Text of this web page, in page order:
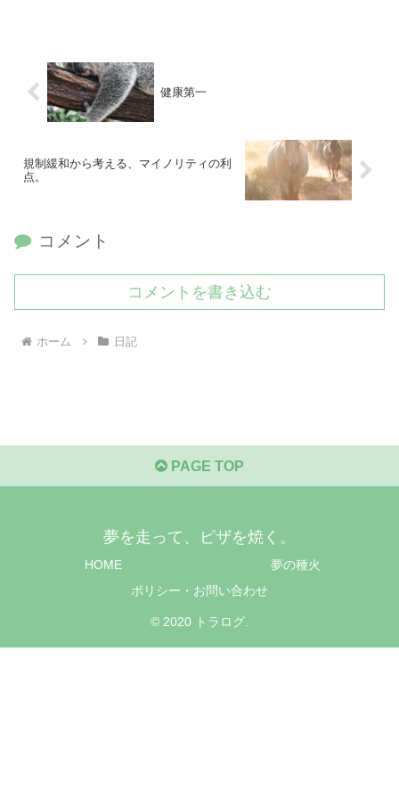
健康第一
規制緩和から考える、マイノリティの利
点。
コメント
コメントを書き込む
ホーム 日記
PAGE TOP
夢を走って、ピザを焼く。
HOME
夢の種火
ポリシー・お問い合わせ
© 2020 トラログ.